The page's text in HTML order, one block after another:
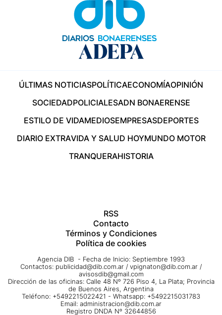
ÚLTIMAS NOTICIASPOLÍTICAECONOMÍAOPINIÓN
SOCIEDADPOLICIALESADN BONAERENSE
ESTILO DE VIDAMEDIOSEMPRESASDEPORTES
DIARIO EXTRAVIDA Y SALUD HOYMUNDO MOTOR
TRANQUERAHISTORIA
RSS
Contacto
Términos y Condiciones
Política de cookies
Agencia DIB - Fecha de Inicio: Septiembre 1993
Contactos: publicidad@dib.com.ar / vpignaton@dib.com.ar /
avisosdib@gmail.com
Dirección de las oficinas: Calle 48 Nº 726 Piso 4, La Plata; Provincia
de Buenos Aires, Argentina
Teléfono: +5492215022421 - Whatsapp: +5492215031783
Email: administracion@dib.com.ar
Registro DNDA Nº 32644856